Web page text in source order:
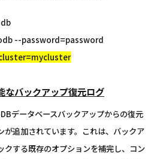
--password=password
なバックアップ復元ログ
データベースバックアップからの復元
が追加されています。これは、バックア
クする既存のオプションを補完し、コン